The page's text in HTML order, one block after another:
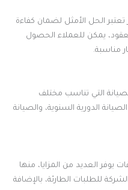
الحل الأمثل لضمان كفاءة
يمكن للعملاء الحصول
مناسبة.
التي تناسب مختلف
الدورية السنوية، والصيانة
يوفر العديد من المزايا، منها
للطلبات الطارئة، بالإضافة